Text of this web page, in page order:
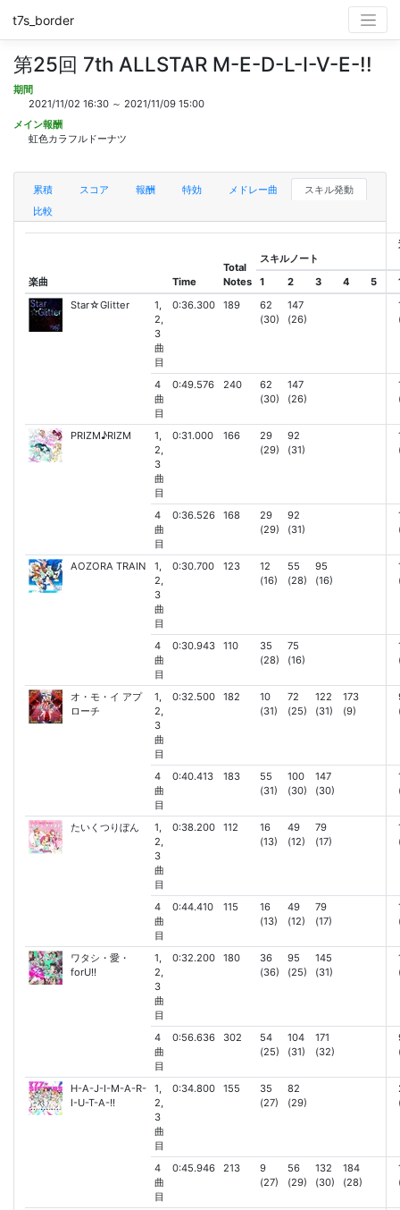
t7s_border
第25回 7th ALLSTAR M-E-D-L-I-V-E-!!
期間
2021/11/02 16:30 ～ 2021/11/09 15:00
メイン報酬
虹色カラフルドーナツ
累積 スコア 報酬 特効 メドレー曲
スキル発動
比較
楽曲 Time
Total
Notes
スキルノート
1
2 3 4 5
Star☆Glitter
1,
2,
3
曲
目
0:36.300 189
62
(30)
147
(26)
4
曲
目
0:49.576 240
62
(30)
147
(26)
PRIZM♪RIZM
1,
2,
3
曲
目
0:31.000 166
29
(29)
92
(31)
4
曲
目
0:36.526 168
29
(29)
92
(31)
AOZORA TRAIN
1,
2,
3
曲
目
0:30.700 123
12
(16)
55
(28)
95
(16)
4
曲
目
0:30.943 110
35
(28)
75
(16)
オ・モ・イ アプ
ローチ
1,
2,
3
曲
目
0:32.500 182
10
(31)
72
(25)
122
(31)
173
(9)
4
曲
目
0:40.413 183
55
(31)
100
(30)
147
(30)
たいくつりぼん
1,
2,
3
曲
目
0:38.200 112
16
(13)
49
(12)
79
(17)
4
曲
目
0:44.410 115
16
(13)
49
(12)
79
(17)
ワタシ・愛・
forU!!
1,
2,
3
曲
目
0:32.200 180
36
(36)
95
(25)
145
(31)
4
曲
目
0:56.636 302
54
(25)
104
(31)
171
(32)
H-A-J-I-M-A-R-
I-U-T-A-!!
1,
2,
3
曲
目
0:34.800 155
35
(27)
82
(29)
4
曲
目
0:45.946 213
9
(27)
56
(29)
132
(30)
184
(28)